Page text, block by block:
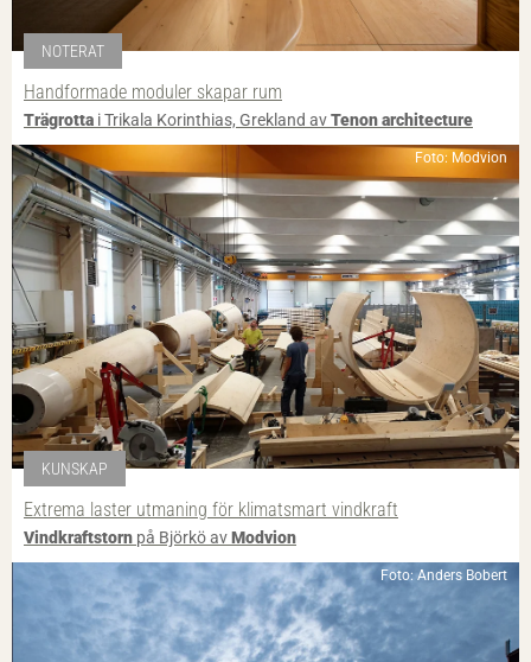
NOTERAT
Handformade moduler skapar rum
Trägrotta i Trikala Korinthias, Grekland avTenon architecture
Foto: Modvion
KUNSKAP
Extrema laster utmaning för klimatsmart vindkraft
Vindkraftstorn på Björkö avModvion
Foto: Anders Bobert